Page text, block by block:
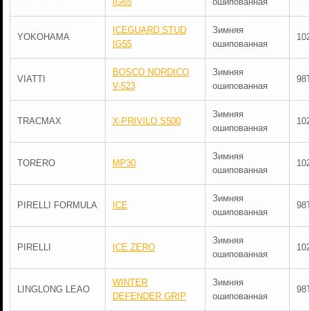
YOKOHAMA
ICEGUARD STUD
IG55
Зимняя
ошипованная
VIATTI
BOSCO NORDICO
V-523
Зимняя
ошипованная
TRACMAX X-PRIVILO S500
Зимняя
ошипованная
TORERO MP30
Зимняя
ошипованная
PIRELLI FORMULA ICE
Зимняя
ошипованная
PIRELLI ICE ZERO
Зимняя
ошипованная
LINGLONG LEAO
WINTER
DEFENDER GRIP
Зимняя
ошипованная